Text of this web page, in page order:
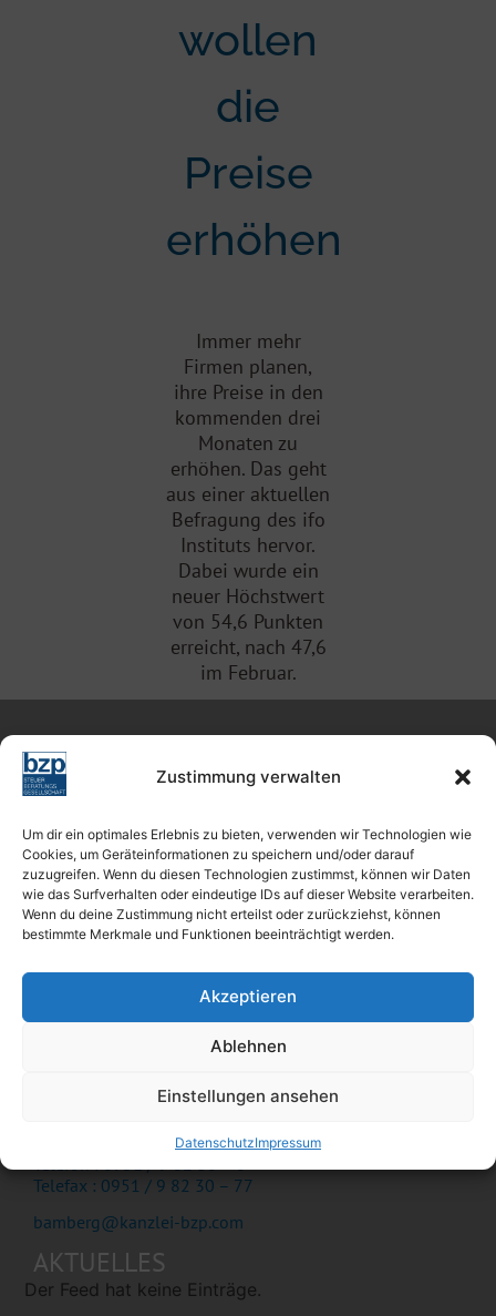
Zustimmung verwalten
Um dir ein optimales Erlebnis zu bieten, verwenden wir Technologien wie
Cookies, um Geräteinformationen zu speichern und/oder darauf
zuzugreifen. Wenn du diesen Technologien zustimmst, können wir Daten
wie das Surfverhalten oder eindeutige IDs auf dieser Website verarbeiten.
Wenn du deine Zustimmung nicht erteilst oder zurückziehst, können
bestimmte Merkmale und Funktionen beeinträchtigt werden.
Akzeptieren
Ablehnen
Einstellungen ansehen
DatenschutzImpressum
wollen
die
Preise
erhöhen
Immer mehr
Firmen planen,
ihre Preise in den
kommenden drei
Monaten zu
erhöhen. Das geht
aus einer aktuellen
Befragung des ifo
Instituts hervor.
Dabei wurde ein
neuer Höchstwert
von 54,6 Punkten
erreicht, nach 47,6
im Februar.
KONTAKT
Kanzlei Becker, Zeiler & Partner
Steuerberatungsgesellschaft mbB
Königstorgraben 3
90402 Nürnberg
Telefax : 0911 / 393 72 79 – 40
Zweigniederlassung Bamberg
Telefax : 0951 / 9 82 30 – 77
bamberg@kanzlei-bzp.com
AKTUELLES
Der Feed hat keine Einträge.